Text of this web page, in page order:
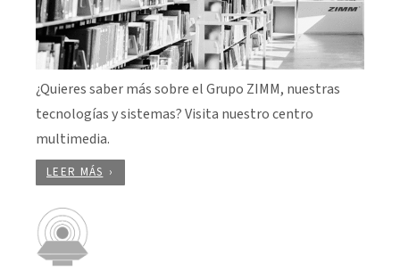
¿Quieres saber más sobre el Grupo ZIMM, nuestras
tecnologías y sistemas? Visita nuestro centro
multimedia.
LEER MÁS